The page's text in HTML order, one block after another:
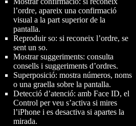
l’ordre, apareix una confirmació
visual a la part superior de la
pantalla.
Reproduir so: si reconeix l’ordre, se
sent un so.
Mostrar suggeriments: consulta
consells i suggeriments d’ordres.
Superposició: mostra números, noms
o una graella sobre la pantalla.
Detecció d’atenció: amb Face ID, el
Control per veu s’activa si mires
l’iPhone i es desactiva si apartes la
mirada.